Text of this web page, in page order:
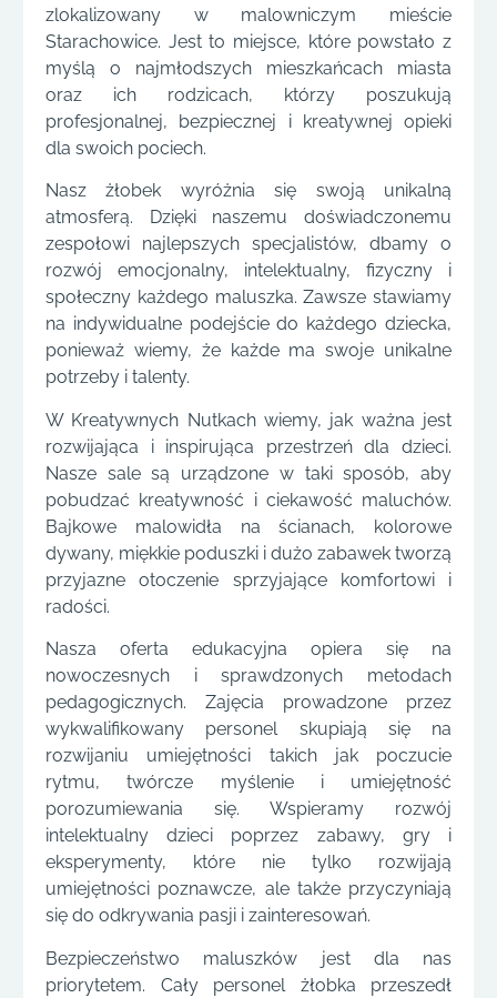
zlokalizowany w malowniczym mieście
Starachowice. Jest to miejsce, które powstało z
myślą o najmłodszych mieszkańcach miasta
oraz ich rodzicach, którzy poszukują
profesjonalnej, bezpiecznej i kreatywnej opieki
dla swoich pociech.
Nasz żłobek wyróżnia się swoją unikalną
atmosferą. Dzięki naszemu doświadczonemu
zespołowi najlepszych specjalistów, dbamy o
rozwój emocjonalny, intelektualny, fizyczny i
społeczny każdego maluszka. Zawsze stawiamy
na indywidualne podejście do każdego dziecka,
ponieważ wiemy, że każde ma swoje unikalne
potrzeby i talenty.
W Kreatywnych Nutkach wiemy, jak ważna jest
rozwijająca i inspirująca przestrzeń dla dzieci.
Nasze sale są urządzone w taki sposób, aby
pobudzać kreatywność i ciekawość maluchów.
Bajkowe malowidła na ścianach, kolorowe
dywany, miękkie poduszki i dużo zabawek tworzą
przyjazne otoczenie sprzyjające komfortowi i
radości.
Nasza oferta edukacyjna opiera się na
nowoczesnych i sprawdzonych metodach
pedagogicznych. Zajęcia prowadzone przez
wykwalifikowany personel skupiają się na
rozwijaniu umiejętności takich jak poczucie
rytmu, twórcze myślenie i umiejętność
porozumiewania się. Wspieramy rozwój
intelektualny dzieci poprzez zabawy, gry i
eksperymenty, które nie tylko rozwijają
umiejętności poznawcze, ale także przyczyniają
się do odkrywania pasji i zainteresowań.
Bezpieczeństwo maluszków jest dla nas
priorytetem. Cały personel żłobka przeszedł